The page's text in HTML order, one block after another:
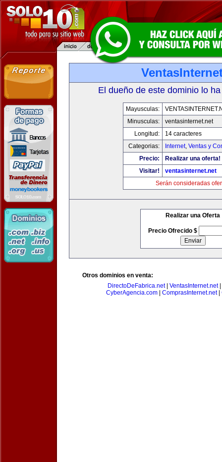
El dueño de este dominio lo
Mayusculas:
Minusculas:
ventasinternet.net
Longitud:
14 caracteres
Categorias:
Internet, Ventas y
Precio:
Realizar una oferta!
Visitar!
ventasinternet.net
Serán consideradas
Realizar una Oferta
Precio Ofrecido $
Otros dominios en venta:
DirectoDeFabrica.net| VentasInternet.net|
CyberAgencia.com| ComprasInternet.net|